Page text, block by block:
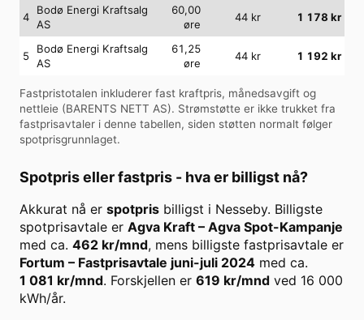
4
Bodø Energi Kraftsalg
AS
60,00
øre
44 kr 1 178 kr
5
Bodø Energi Kraftsalg
AS
61,25
øre
44 kr 1 192 kr
Fastpristotalen inkluderer fast kraftpris, månedsavgift og
nettleie (BARENTS NETT AS). Strømstøtte er ikke trukket fra
fastprisavtaler i denne tabellen, siden støtten normalt følger
spotprisgrunnlaget.
Spotpris eller fastpris - hva er billigst nå?
Akkurat nå er spotpris billigst i Nesseby. Billigste
spotprisavtale er Agva Kraft – Agva Spot-Kampanje
med ca. 462 kr/mnd, mens billigste fastprisavtale er
Fortum – Fastprisavtale juni-juli 2024 med ca.
1 081 kr/mnd. Forskjellen er 619 kr/mnd ved 16 000
kWh/år.